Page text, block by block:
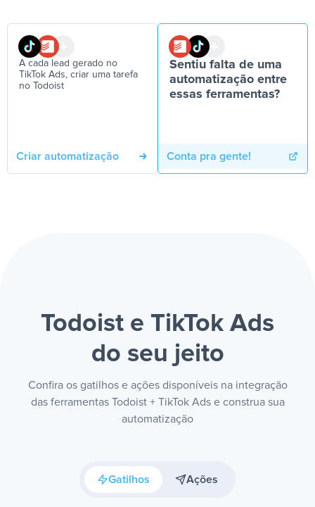
A cada lead gerado no
TikTok Ads, criar uma tarefa
no Todoist
Criar automatização
Sentiu falta de uma
automatização entre
essas ferramentas?
Conta pra gente!
Todoist e TikTok Ads
do seu jeito
Confira os gatilhos e ações disponíveis na integração
das ferramentas Todoist + TikTok Ads e construa sua
automatização
Gatilhos Ações